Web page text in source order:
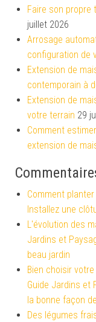
Faire son propre
juillet 2026
Arrosage
configuration de
Extension de
contemporain à
Extension de
votre terrain 29
Comment
extension de
Comment
Installez une
L'évolution des
Jardins et
beau jardin
Bien choisir
Guide Jardins et
la bonne façon
Des légumes